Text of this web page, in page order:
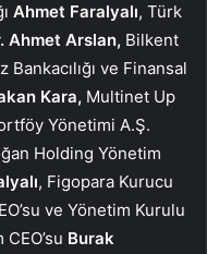
Ahmet Faralyalı, Türk
Ahmet Arslan, Bilkent
ve Finansal
Kara, Multinet Up
Yönetimi A.Ş.
Holding Yönetim
, Figopara Kurucu
ve Yönetim Kurulu
Burak